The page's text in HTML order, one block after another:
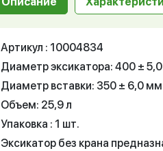
Артикул : 10004834
Диаметр эксикатора: 400 ±
Диаметр вставки: 350 ± 6,0 мм
Объем: 25,9 л
Упаковка : 1 шт.
Эксикатор без крана